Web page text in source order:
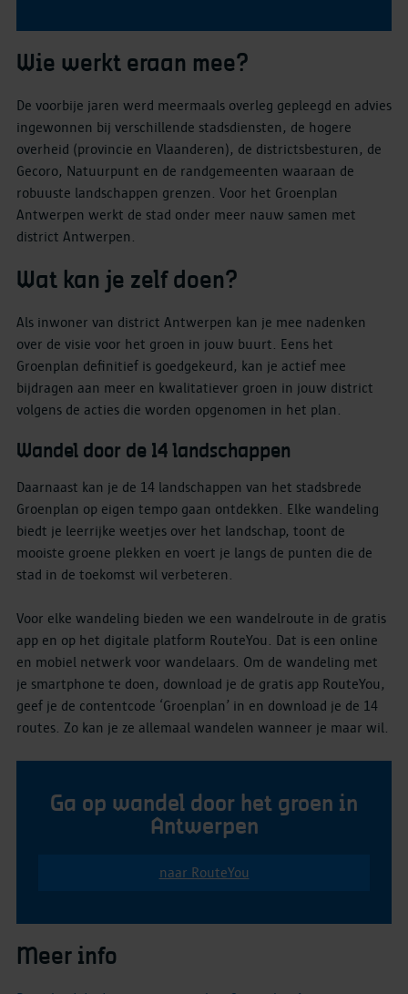
Wie werkt eraan mee?
De voorbije jaren werd meermaals overleg gepleegd en advies
ingewonnen bij verschillende stadsdiensten, de hogere
overheid (provincie en Vlaanderen), de districtsbesturen, de
Gecoro, Natuurpunt en de randgemeenten waaraan de
robuuste landschappen grenzen. Voor het Groenplan
Antwerpen werkt de stad onder meer nauw samen met
district Antwerpen.
Wat kan je zelf doen?
Als inwoner van district Antwerpen kan je mee nadenken
over de visie voor het groen in jouw buurt. Eens het
Groenplan definitief is goedgekeurd, kan je actief mee
bijdragen aan meer en kwalitatiever groen in jouw district
volgens de acties die worden opgenomen in het plan.
Wandel door de 14 landschappen
Daarnaast kan je de 14 landschappen van het stadsbrede
Groenplan op eigen tempo gaan ontdekken. Elke wandeling
biedt je leerrijke weetjes over het landschap, toont de
mooiste groene plekken en voert je langs de punten die de
stad in de toekomst wil verbeteren.
Voor elke wandeling bieden we een wandelroute in de gratis
app en op het digitale platform RouteYou. Dat is een online
en mobiel netwerk voor wandelaars. Om de wandeling met
je smartphone te doen, download je de gratis app RouteYou,
geef je de contentcode ‘Groenplan’ in en download je de 14
routes. Zo kan je ze allemaal wandelen wanneer je maar wil.
Ga op wandel door het groen in
Antwerpen
naar RouteYou
Meer info